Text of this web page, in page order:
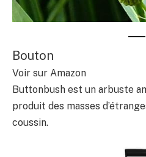
Bouton
Voir sur Amazon
Buttonbush est un arbuste
produit des masses
coussin.